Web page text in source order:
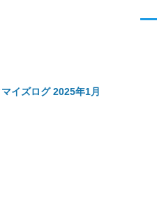
イズログ 2025年1月